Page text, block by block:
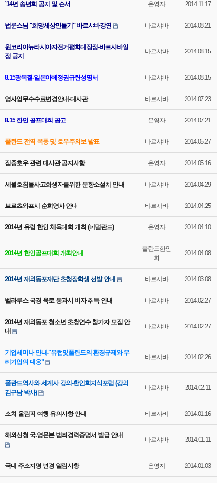
`14년 송년회 공지 및 순서 운영자 2014.11.17
법륜스님 "희망세상만들기" 바르샤바강연 바르샤바 2014.08.21
원코리아뉴라시아자전거평화대장정-바르샤바일
정 공지
바르샤바 2014.08.15
8.15광복절-일본아베정권규탄성명서 바르샤바 2014.08.15
영사업무수수료변경안내-대사관 바르샤바 2014.07.23
8.15 한인 골프대회 공고 운영자 2014.07.21
폴란드 전역 폭풍 및 호우주의보 발표 바르샤바 2014.05.27
집중호우 관련 대사관 공지사항 운영자 2014.05.16
세월호침몰사고희생자를위한 분향소설치 안내 바르샤바 2014.04.29
브로츠와프시 순회영사 안내 바르샤바 2014.04.25
2014년 유럽 한인 체육대회 개최 (네덜란드) 운영자 2014.04.10
2014년 한인골프대회 개최안내
폴란드한인
회
2014.04.08
2014년 재외동포재단 초청장학생 선발 안내 바르샤바 2014.03.08
벨라루스 국경 육로 통과시 비자 취득 안내 바르샤바 2014.02.27
2014년 재외동포 청소년 초청연수 참가자 모집 안
내
바르샤바 2014.02.27
기업세미나 안내-"유럽및폴란드의 환경규제와 우
리기업의 대응"
바르샤바 2014.02.26
폴란드역사와 세계사 강의-한인회지식포럼 (강의
김규남 박사)
바르샤바 2014.02.11
소치 올림픽 여행 유의사항 안내 바르샤바 2014.01.16
해외신청 국.영문본 범죄경력증명서 발급 안내
바르샤바 2014.01.11
국내 주소지명 변경 알림사항 운영자 2014.01.03